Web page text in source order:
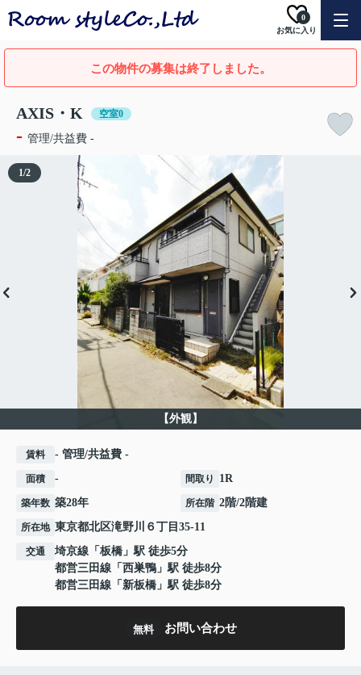
お気に入り
0
この物件の募集は終了しました。
AXIS・K 空室0
- 管理/共益費 -
【外観】
1/2
賃料 - 管理/共益費 -
面積 - 間取り 1R
築年数 築28年 所在階 2階/2階建
所在地 東京都北区滝野川 ６丁目35-11
交通 埼京線 「 板橋 」駅 徒歩5分
都営三田線 「 西巣鴨 」駅 徒歩8分
都営三田線 「 新板橋 」駅 徒歩8分
無料 お問い合わせ